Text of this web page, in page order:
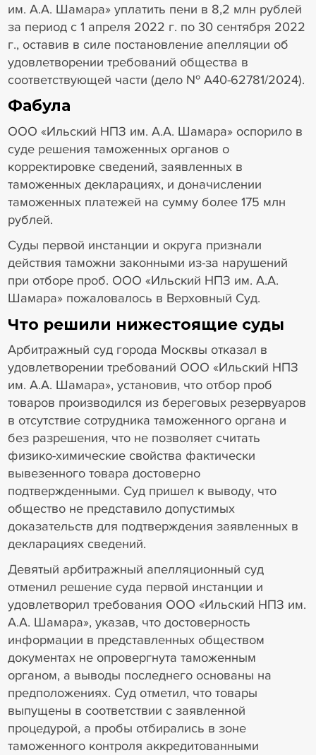
им. А.А. Шамара» уплатить пени в 8,2 млн рублей
за период с 1 апреля 2022 г. по 30 сентября 2022
г., оставив в силе постановление апелляции об
удовлетворении требований общества в
соответствующей части (дело № А40-62781/2024).
Фабула
ООО «Ильский НПЗ им. А.А. Шамара» оспорило в
суде решения таможенных органов о
корректировке сведений, заявленных в
таможенных декларациях, и доначислении
таможенных платежей на сумму более 175 млн
рублей.
Суды первой инстанции и округа признали
действия таможни законными из-за нарушений
при отборе проб. ООО «Ильский НПЗ им. А.А.
Шамара» пожаловалось в Верховный Суд.
Что решили нижестоящие суды
Арбитражный суд города Москвы отказал в
удовлетворении требований ООО «Ильский НПЗ
им. А.А. Шамара», установив, что отбор проб
товаров производился из береговых резервуаров
в отсутствие сотрудника таможенного органа и
без разрешения, что не позволяет считать
физико-химические свойства фактически
вывезенного товара достоверно
подтвержденными. Суд пришел к выводу, что
общество не представило допустимых
доказательств для подтверждения заявленных в
декларациях сведений.
Девятый арбитражный апелляционный суд
отменил решение суда первой инстанции и
удовлетворил требования ООО «Ильский НПЗ им.
А.А. Шамара», указав, что достоверность
информации в представленных обществом
документах не опровергнута таможенным
органом, а выводы последнего основаны на
предположениях. Суд отметил, что товары
выпущены в соответствии с заявленной
процедурой, а пробы отбирались в зоне
таможенного контроля аккредитованными